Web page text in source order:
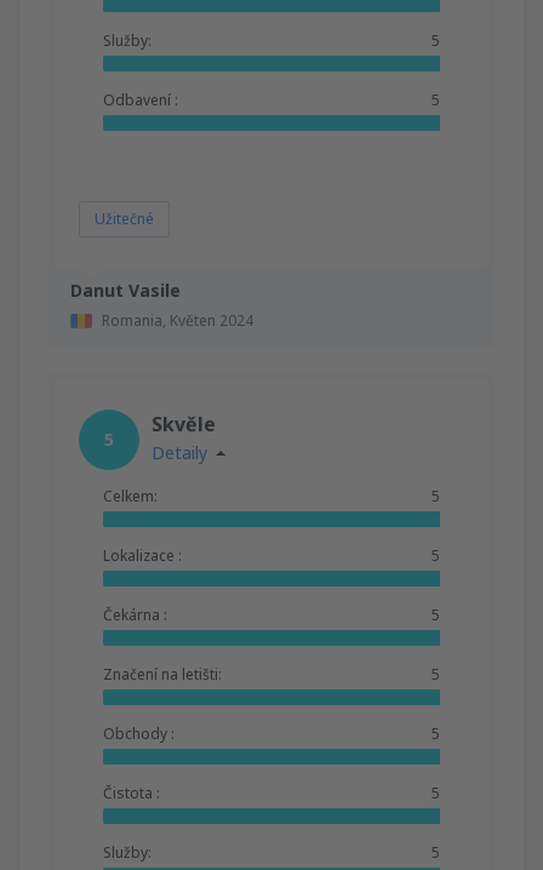
Danut Vasile
Romania, Květen 2024
Služby: 5
Odbavení : 5
Užitečné
5
Skvěle
Detaily
Celkem: 5
Lokalizace : 5
Čekárna : 5
Značení na letišti: 5
Obchody : 5
Čistota : 5
Služby: 5